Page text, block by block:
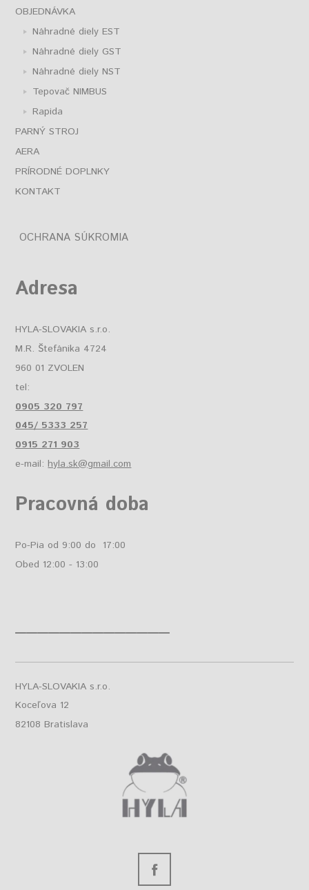
OBJEDNÁVKA
Náhradné diely EST
Náhradné diely GST
Náhradné diely NST
Tepovač NIMBUS
Rapida
PARNÝ STROJ
AERA
PRÍRODNÉ DOPLNKY
KONTAKT
OCHRANA SÚKROMIA
Adresa
HYLA-SLOVAKIA s.r.o.
M.R. Štefánika 4724
960 01 ZVOLEN
tel:
0905 320 797
045/ 5333 257
0915 271 903
e-mail: hyla.sk@gmail.com
Pracovná doba
Po-Pia od 9:00 do 17:00
Obed 12:00 - 13:00
HYLA-SLOVAKIA s.r.o.
Koceľova 12
82108 Bratislava